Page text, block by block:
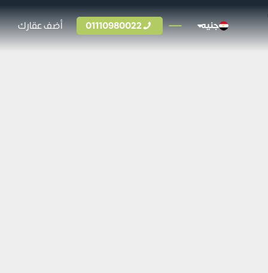
جنيه 01110980022 أضف عقارك